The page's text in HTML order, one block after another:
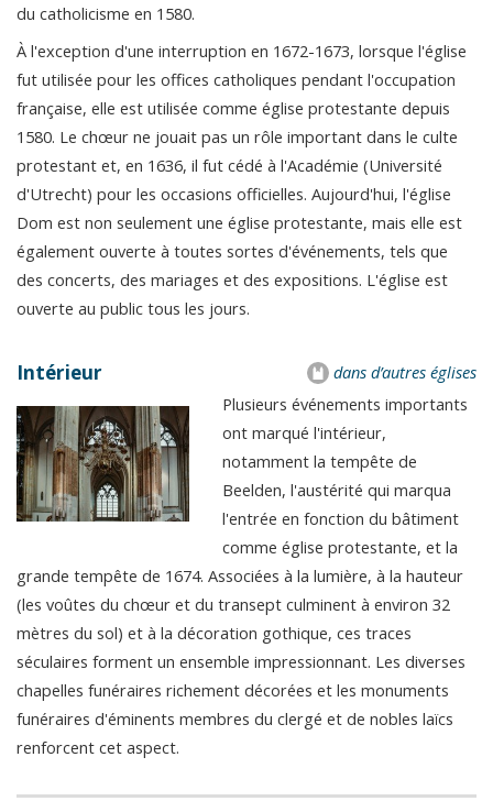
du catholicisme en 1580.
À l'exception d'une interruption en 1672-1673, lorsque l'église
fut utilisée pour les offices catholiques pendant l'occupation
française, elle est utilisée comme église protestante depuis
1580. Le chœur ne jouait pas un rôle important dans le culte
protestant et, en 1636, il fut cédé à l'Académie (Université
d'Utrecht) pour les occasions officielles. Aujourd'hui, l'église
Dom est non seulement une église protestante, mais elle est
également ouverte à toutes sortes d'événements, tels que
des concerts, des mariages et des expositions. L'église est
ouverte au public tous les jours.
dans d’autres églises
Intérieur
Plusieurs événements importants
ont marqué l'intérieur,
notamment la tempête de
Beelden, l'austérité qui marqua
l'entrée en fonction du bâtiment
comme église protestante, et la
grande tempête de 1674. Associées à la lumière, à la hauteur
(les voûtes du chœur et du transept culminent à environ 32
mètres du sol) et à la décoration gothique, ces traces
séculaires forment un ensemble impressionnant. Les diverses
chapelles funéraires richement décorées et les monuments
funéraires d'éminents membres du clergé et de nobles laïcs
renforcent cet aspect.